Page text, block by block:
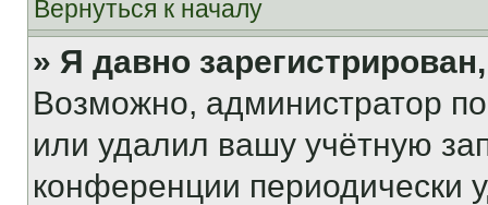
Вернуться к началу
» Я давно
Возможно, администратор
или удалил вашу учётную
конференции периодически